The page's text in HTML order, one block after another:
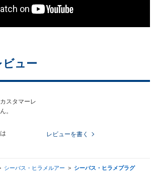
ビュー
スタマーレ
。
レビューを書く
シーバス・ヒラメルアー > シーバス・ヒラメプラグ